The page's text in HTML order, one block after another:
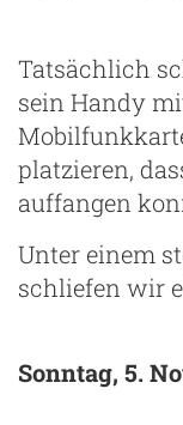
Tatsächlich
sein Handy
platzieren,
auffangen
Unter einem
schliefen wir
Sonntag, 5.